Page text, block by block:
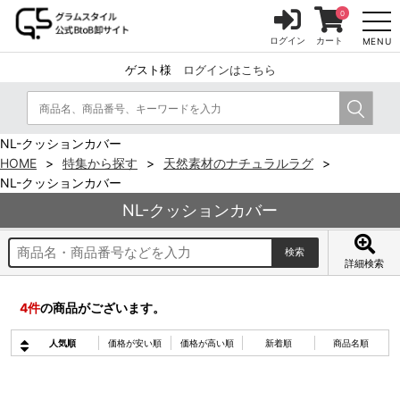
ゲスト様 ログインはこちら
MENU
ログイン カート
0
NL-クッションカバー
HOME
特集から探す
天然素材のナチュラルラグ
NL-クッションカバー
NL-クッションカバー
詳細検索
4件の商品がございます。
人気順 価格が安い順 価格が高い順 新着順 商品名順